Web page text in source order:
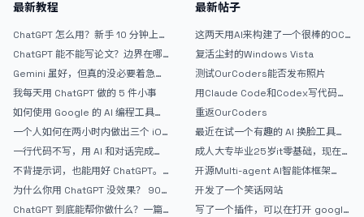
最新教程
ChatGPT 怎么用？新手 10 分钟上手
ChatGPT 能不能写论文？边界在哪
Gemini 虽好，但真的没必要着急放
弃 ChatGPT
我每天用 ChatGPT 做的 5 件小事
如何使用 Google 的 AI 编程工具
AntiGravity：独立开发者的新时代
武器
一个人如何在两小时内做出三个 iOS
APP？｜AntiGravity + Gemini 3 实
战完整记录
一行代码不写，用 AI 和对话完成一
个完整网站：《图书天堂》实战记录
不背提示词，也能用好 ChatGPT。
一个万能提问模板
为什么你用 ChatGPT 没效果？ 90%
的人第一步就问错了
ChatGPT 到底能帮你做什么？一篇
最新帖子
这两天用AI来构建了一个很棒的OC
论坛精华区
复活尘封的Windows Vista
测试OurCoders能否发布照片
用Claude Code和Codex写代码真
的爽，但是App怎么挣钱还是很难啊
重返OurCoders
最近在试一个有趣的 AI 换脸工具，
效果挺不错
成人大专毕业25岁it零基础，现在想
考软件设计师，有什么好的建议吗，
谢谢！
开源Multi-agent AI智能体框架
aevatar.ai，欢迎大家贡献代码
开发了一个笑话网站
写了一个插件，可以在打开 google